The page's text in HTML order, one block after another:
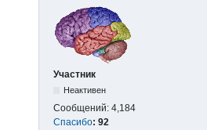
Участник
Неактивен
Сообщений: 4,184
Спасибо: 92